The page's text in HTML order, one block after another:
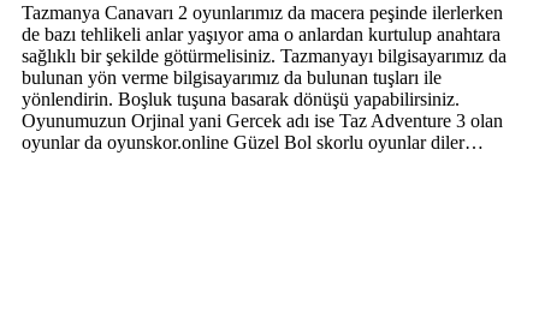
Tazmanya Canavarı 2 oyunlarımız da macera peşinde ilerlerken
de bazı tehlikeli anlar yaşıyor ama o anlardan kurtulup anahtara
sağlıklı bir şekilde götürmelisiniz. Tazmanyayı bilgisayarımız da
bulunan yön verme bilgisayarımız da bulunan tuşları ile
yönlendirin. Boşluk tuşuna basarak dönüşü yapabilirsiniz.
Oyunumuzun Orjinal yani Gercek adı ise Taz Adventure 3 olan
oyunlar da oyunskor.online Güzel Bol skorlu oyunlar diler…